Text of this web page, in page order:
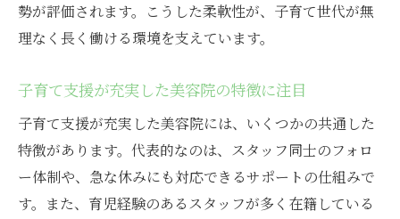
勢が評価されます。こうした柔軟性が、子育て世代が無
理なく長く働ける環境を支えています。
子育て支援が充実した美容院の特徴に注目
子育て支援が充実した美容院には、いくつかの共通した
特徴があります。代表的なのは、スタッフ同士のフォロ
ー体制や、急な休みにも対応できるサポートの仕組みで
す。また、育児経験のあるスタッフが多く在籍している